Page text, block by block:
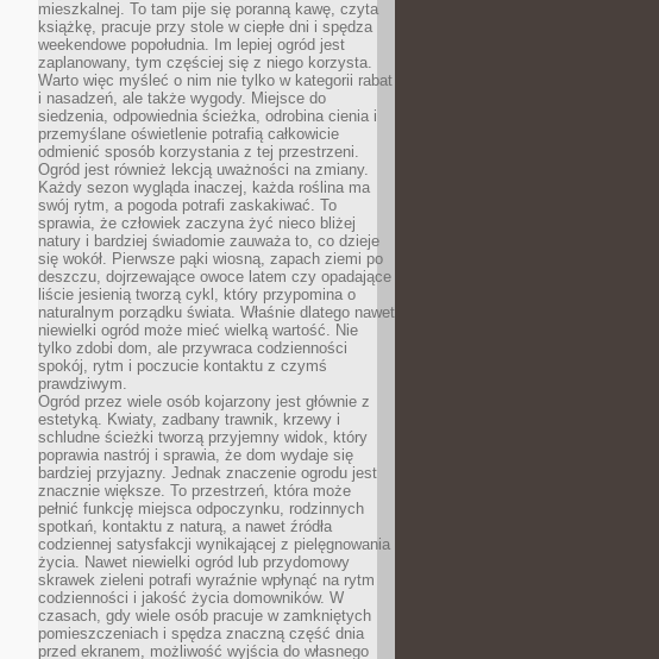
mieszkalnej. To tam pije się poranną kawę, czyta
książkę, pracuje przy stole w ciepłe dni i spędza
weekendowe popołudnia. Im lepiej ogród jest
zaplanowany, tym częściej się z niego korzysta.
Warto więc myśleć o nim nie tylko w kategorii rabat
i nasadzeń, ale także wygody. Miejsce do
siedzenia, odpowiednia ścieżka, odrobina cienia i
przemyślane oświetlenie potrafią całkowicie
odmienić sposób korzystania z tej przestrzeni.
Ogród jest również lekcją uważności na zmiany.
Każdy sezon wygląda inaczej, każda roślina ma
swój rytm, a pogoda potrafi zaskakiwać. To
sprawia, że człowiek zaczyna żyć nieco bliżej
natury i bardziej świadomie zauważa to, co dzieje
się wokół. Pierwsze pąki wiosną, zapach ziemi po
deszczu, dojrzewające owoce latem czy opadające
liście jesienią tworzą cykl, który przypomina o
naturalnym porządku świata. Właśnie dlatego nawet
niewielki ogród może mieć wielką wartość. Nie
tylko zdobi dom, ale przywraca codzienności
spokój, rytm i poczucie kontaktu z czymś
prawdziwym.
Ogród przez wiele osób kojarzony jest głównie z
estetyką. Kwiaty, zadbany trawnik, krzewy i
schludne ścieżki tworzą przyjemny widok, który
poprawia nastrój i sprawia, że dom wydaje się
bardziej przyjazny. Jednak znaczenie ogrodu jest
znacznie większe. To przestrzeń, która może
pełnić funkcję miejsca odpoczynku, rodzinnych
spotkań, kontaktu z naturą, a nawet źródła
codziennej satysfakcji wynikającej z pielęgnowania
życia. Nawet niewielki ogród lub przydomowy
skrawek zieleni potrafi wyraźnie wpłynąć na rytm
codzienności i jakość życia domowników. W
czasach, gdy wiele osób pracuje w zamkniętych
pomieszczeniach i spędza znaczną część dnia
przed ekranem, możliwość wyjścia do własnego